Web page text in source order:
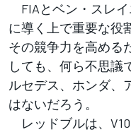
FIAとベン・スレイ
に導く上で重要な役
その競争力を高める
しても、何ら不思議
ルセデス、ホンダ、
はないだろう。
レッドブルは、